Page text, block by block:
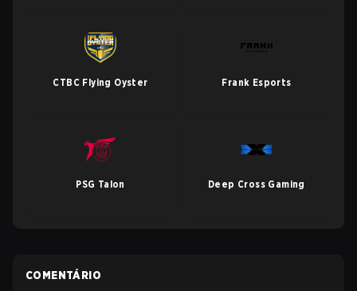
CTBC Flying Oyster Frank Esports
PSG Talon Deep Cross Gaming
COMENTÁRIO